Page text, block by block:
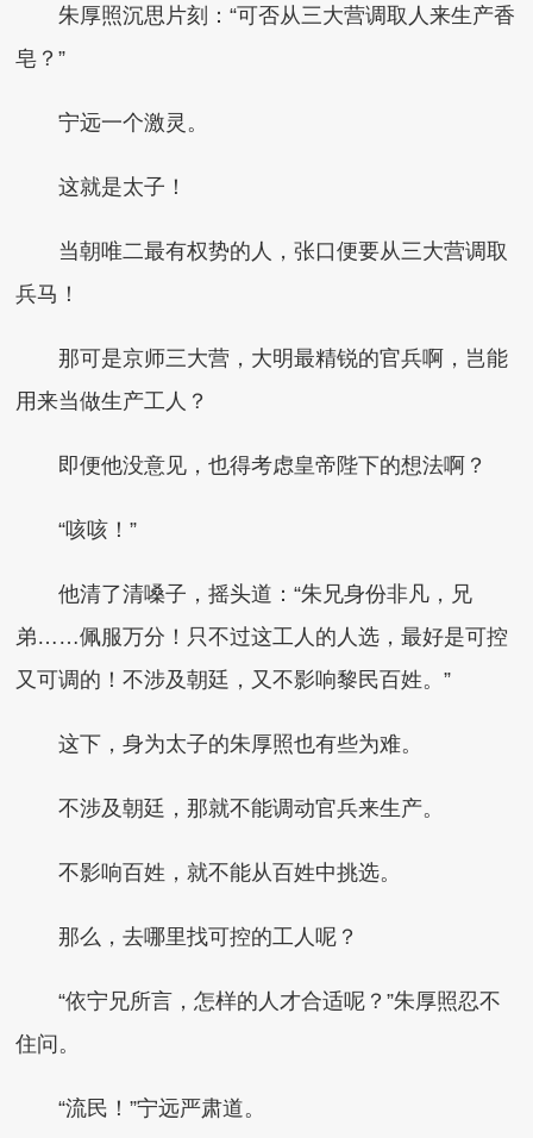
朱厚照沉思片刻：“可否从三大营调取人来生产香
皂？”
宁远一个激灵。
这就是太子！
当朝唯二最有权势的人，张口便要从三大营调取
兵马！
那可是京师三大营，大明最精锐的官兵啊，岂能
用来当做生产工人？
即便他没意见，也得考虑皇帝陛下的想法啊？
“咳咳！”
他清了清嗓子，摇头道：“朱兄身份非凡，兄
弟……佩服万分！只不过这工人的人选，最好是可控
又可调的！不涉及朝廷，又不影响黎民百姓。”
这下，身为太子的朱厚照也有些为难。
不涉及朝廷，那就不能调动官兵来生产。
不影响百姓，就不能从百姓中挑选。
那么，去哪里找可控的工人呢？
“依宁兄所言，怎样的人才合适呢？”朱厚照忍不
住问。
“流民！”宁远严肃道。